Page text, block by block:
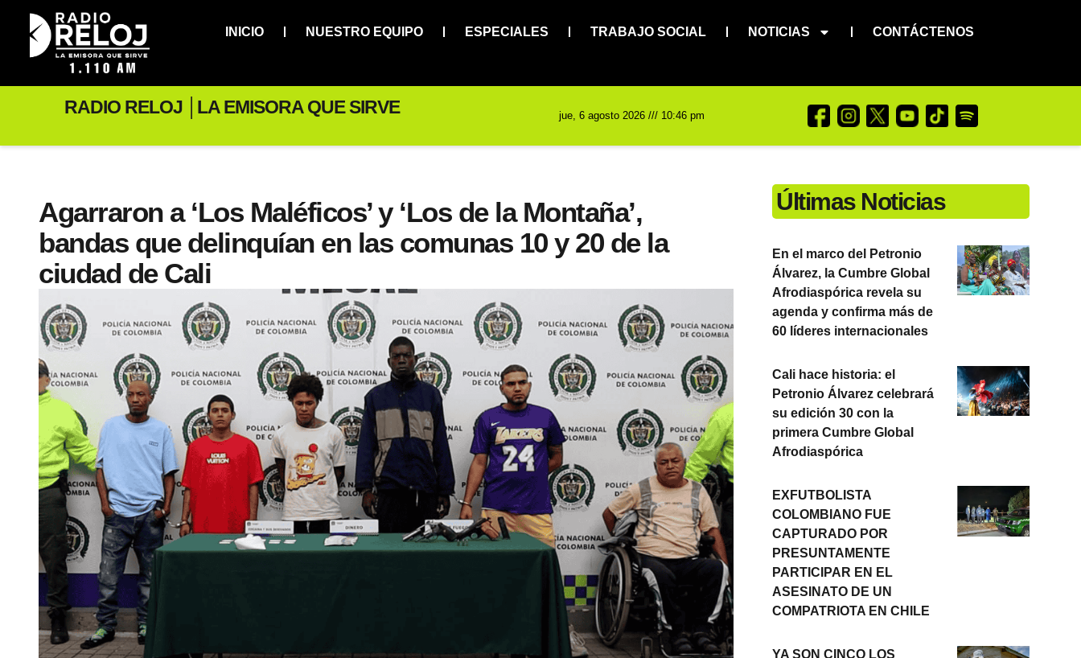
INICIO NUESTRO EQUIPO ESPECIALES TRABAJO SOCIAL NOTICIAS CONTÁCTENOS
RADIO RELOJ │LA EMISORA QUE SIRVE jue, 6 agosto 2026 /// 10:46 pm
Agarraron a ‘Los Maléficos’ y ‘Los de la Montaña’,
bandas que delinquían en las comunas 10 y 20 de la
ciudad de Cali
Últimas Noticias
En el marco del Petronio
Álvarez, la Cumbre Global
Afrodiaspórica revela su
agenda y confirma más de
60 líderes internacionales
Cali hace historia: el
Petronio Álvarez celebrará
su edición 30 con la
primera Cumbre Global
Afrodiaspórica
EXFUTBOLISTA
COLOMBIANO FUE
CAPTURADO POR
PRESUNTAMENTE
PARTICIPAR EN EL
ASESINATO DE UN
COMPATRIOTA EN CHILE
YA SON CINCO LOS